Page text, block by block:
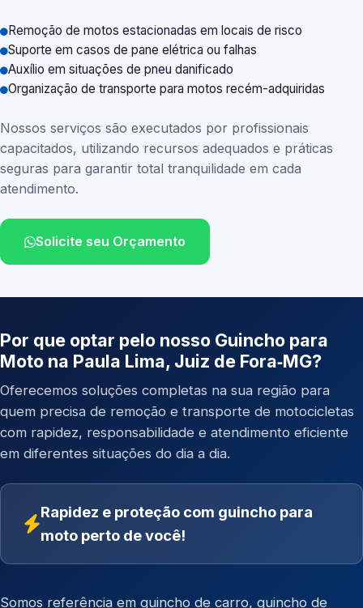
Remoção de motos estacionadas em locais de risco
Suporte em casos de pane elétrica ou falhas
Auxílio em situações de pneu danificado
Organização de transporte para motos recém-adquiridas
Nossos serviços são executados por profissionais
capacitados, utilizando recursos adequados e práticas
seguras para garantir total tranquilidade em cada
atendimento.
Solicite seu Orçamento
Por que optar pelo nosso Guincho para
Moto na Paula Lima, Juiz de Fora‑MG?
Oferecemos soluções completas na sua região para
quem precisa de remoção e transporte de motocicletas
com rapidez, responsabilidade e atendimento eficiente
em diferentes situações do dia a dia.
Rapidez e proteção com guincho para
moto perto de você!
Somos referência em guincho de carro, guincho de